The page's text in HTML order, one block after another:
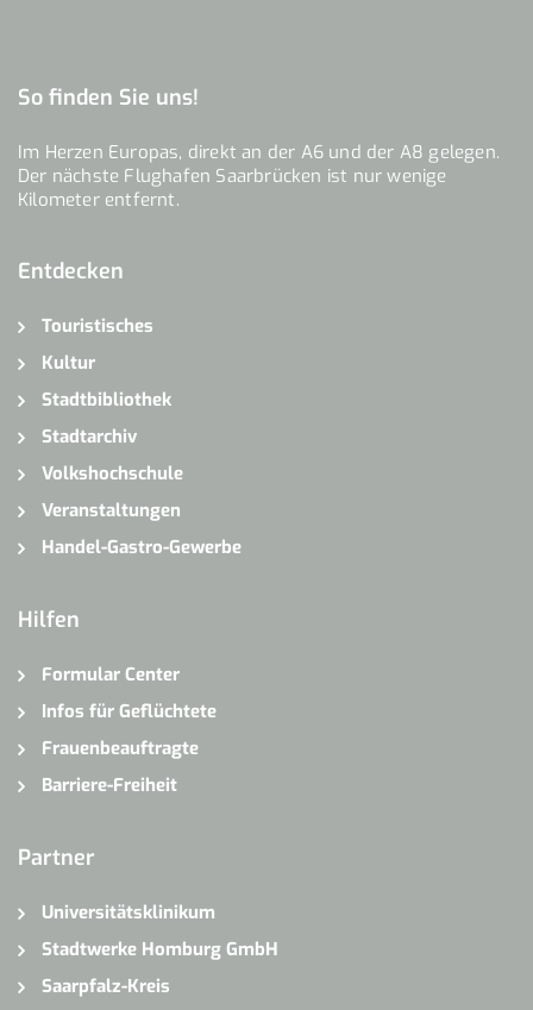
So finden Sie uns!
Im Herzen Europas, direkt an der A6 und der A8 gelegen.
Der nächste Flughafen Saarbrücken ist nur wenige
Kilometer entfernt.
Entdecken
Touristisches
Kultur
Stadtbibliothek
Stadtarchiv
Volkshochschule
Veranstaltungen
Handel-Gastro-Gewerbe
Hilfen
Formular Center
Infos für Geflüchtete
Frauenbeauftragte
Barriere-Freiheit
Partner
Universitätsklinikum
Stadtwerke Homburg GmbH
Saarpfalz-Kreis